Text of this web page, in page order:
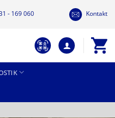
- 169 060 Kontakt